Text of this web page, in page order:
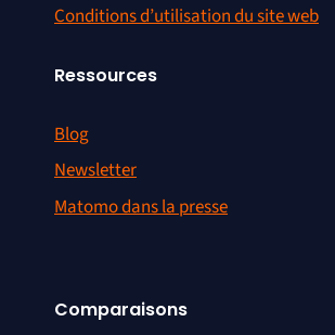
Conditions d’utilisation du site web
Ressources
Blog
Newsletter
Matomo dans la presse
Comparaisons